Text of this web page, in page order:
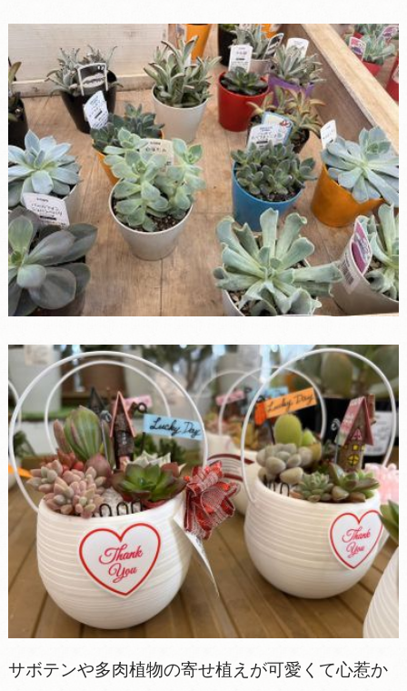
サボテンや多肉植物の寄せ植えが可愛くて心惹か